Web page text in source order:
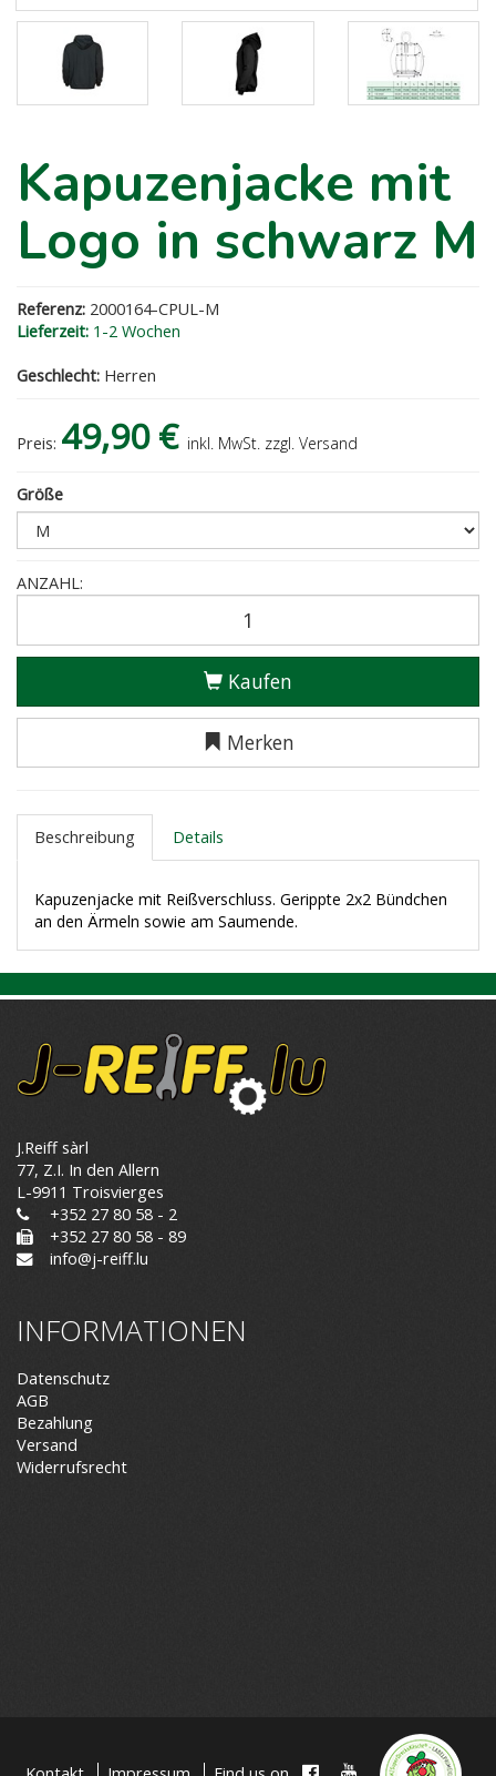
Kapuzenjacke mit
Logo in schwarz M
Referenz: 2000164-CPUL-M
Lieferzeit: 1-2 Wochen
Geschlecht: Herren
Preis: 49,90 € inkl. MwSt. zzgl. Versand
Größe
ANZAHL:
Kaufen
Merken
Beschreibung Details
Kapuzenjacke mit Reißverschluss. Gerippte 2x2 Bündchen
an den Ärmeln sowie am Saumende.
J.Reiff sàrl
77, Z.I. In den Allern
L-9911 Troisvierges
+352 27 80 58 - 2
+352 27 80 58 - 89
info@j-reiff.lu
INFORMATIONEN
Datenschutz
AGB
Bezahlung
Versand
Widerrufsrecht